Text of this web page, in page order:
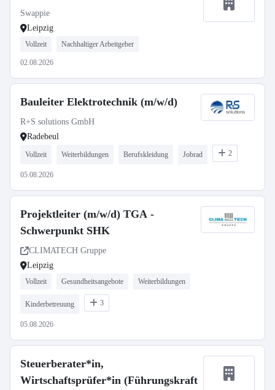
Swappie
Leipzig
Vollzeit Nachhaltiger Arbeitgeber
02.08.2026
Bauleiter Elektrotechnik (m/w/d)
R+S solutions GmbH
Radebeul
Vollzeit Weiterbildungen Berufskleidung Jobrad 2
05.08.2026
Projektleiter (m/w/d) TGA -
Schwerpunkt SHK
CLIMATECH Gruppe
Leipzig
Vollzeit Gesundheitsangebote Weiterbildungen
Kinderbetreuung 3
05.08.2026
Steuerberater*in,
Wirtschaftsprüfer*in (Führungskraft